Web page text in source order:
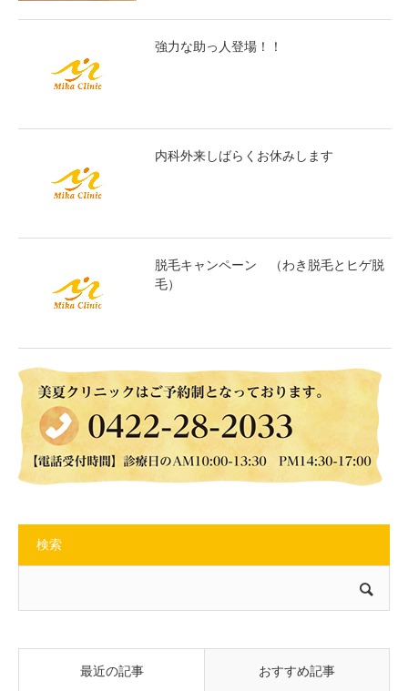
強力な助っ人登場！！
内科外来しばらくお休みします
脱毛キャンペーン （わき脱毛とヒゲ脱
毛）
検索
最近の記事 おすすめ記事